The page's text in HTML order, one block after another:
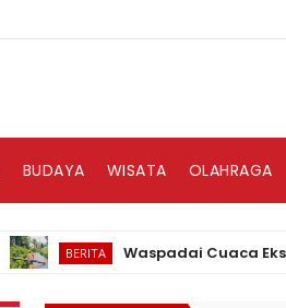
BUDAYA WISATA OLAHRAGA
BERITA Waspadai Cuaca Ekstrim,